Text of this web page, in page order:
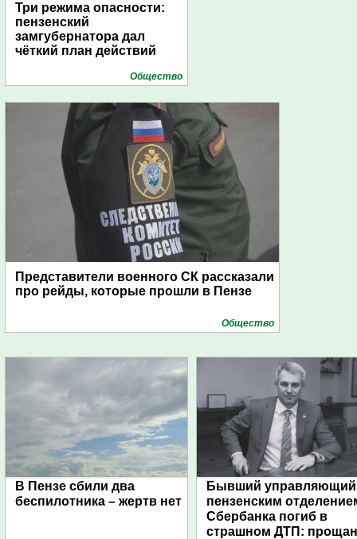
Три режима опасности:
пензенский
замгубернатора дал
чёткий план действий
Общество
Представители военного СК рассказали
про рейды, которые прошли в Пензе
Общество
В Пензе сбили два
беспилотника – жертв нет
Бывший управляющий
пензенским
Сбербанка погиб в
страшном ДТП: